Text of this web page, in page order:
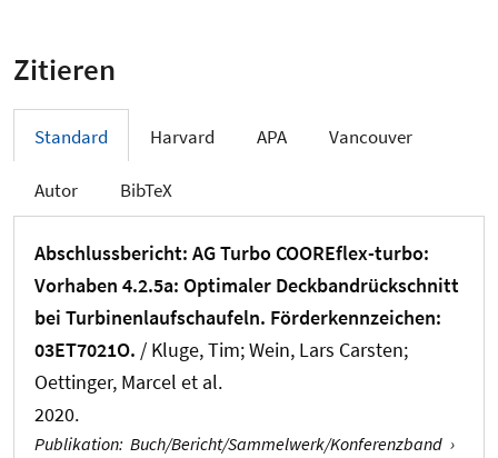
Zitieren
Standard Harvard APA Vancouver
Autor BibTeX
Abschlussbericht: AG Turbo COOREflex-turbo:
Vorhaben 4.2.5a: Optimaler Deckbandrückschnitt
bei Turbinenlaufschaufeln. Förderkennzeichen:
03ET7021O. / Kluge, Tim; Wein, Lars Carsten;
Oettinger, Marcel et al.
2020.
Publikation: Buch/Bericht/Sammelwerk/Konferenzband ›